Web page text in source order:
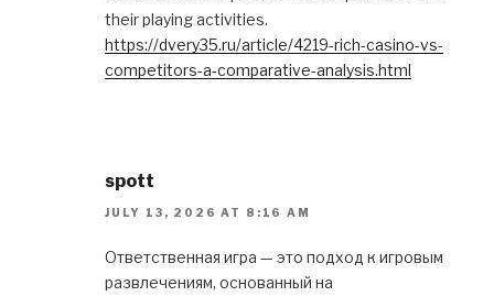
their playing activities.
https://dvery35.ru/article/4219-rich-casino-vs-
competitors-a-comparative-analysis.html
spott
JULY 13, 2026 AT 8:16 AM
Ответственная игра — это подход к игровым
развлечениям, основанный на